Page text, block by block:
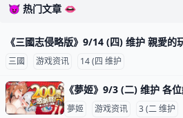
😈 热门文章 👄
三國 游戏资讯 14 (四 维护
夢姬 游戏资讯 3 (二 维护